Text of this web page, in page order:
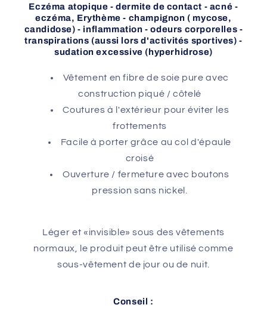
Eczéma atopique - dermite de contact - acné -
eczéma, Erythème - champignon ( mycose,
candidose) - inflammation - odeurs corporelles -
transpirations (aussi lors d'activités sportives) -
sudation excessive (hyperhidrose)
Vêtement en fibre de soie pure avec
construction piqué / côtelé
Coutures à l'extérieur pour éviter les
frottements
Facile à porter grâce au col d'épaule
croisé
Ouverture / fermeture avec boutons
pression sans nickel.
Léger et «invisible» sous des vêtements
normaux, le produit peut être utilisé comme
sous-vêtement de jour ou de nuit.
Conseil :